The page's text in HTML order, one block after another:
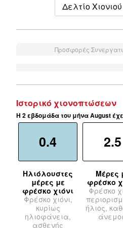
Δελτίο
Προσφορές
Ιστορικό χιονοπτώσεων
Η 2 εβδομάδα του μήνα August
0.4
Ηλιόλουστες
μέρες με
φρέσκο χιόνι
Φρέσκο χιόνι,
κυρίως
ηλιοφάνεια,
ασθενής
2.5
Μέρες
φρέσκο
Φρέσκο
ήλιος,